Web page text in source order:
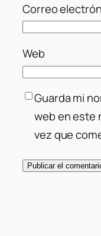
Correo
Web
Guarda mi
web en este
vez que